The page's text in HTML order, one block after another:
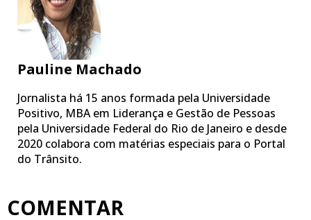
Pauline Machado
Jornalista há 15 anos formada pela Universidade
Positivo, MBA em Liderança e Gestão de Pessoas
pela Universidade Federal do Rio de Janeiro e desde
2020 colabora com matérias especiais para o Portal
do Trânsito.
COMENTAR